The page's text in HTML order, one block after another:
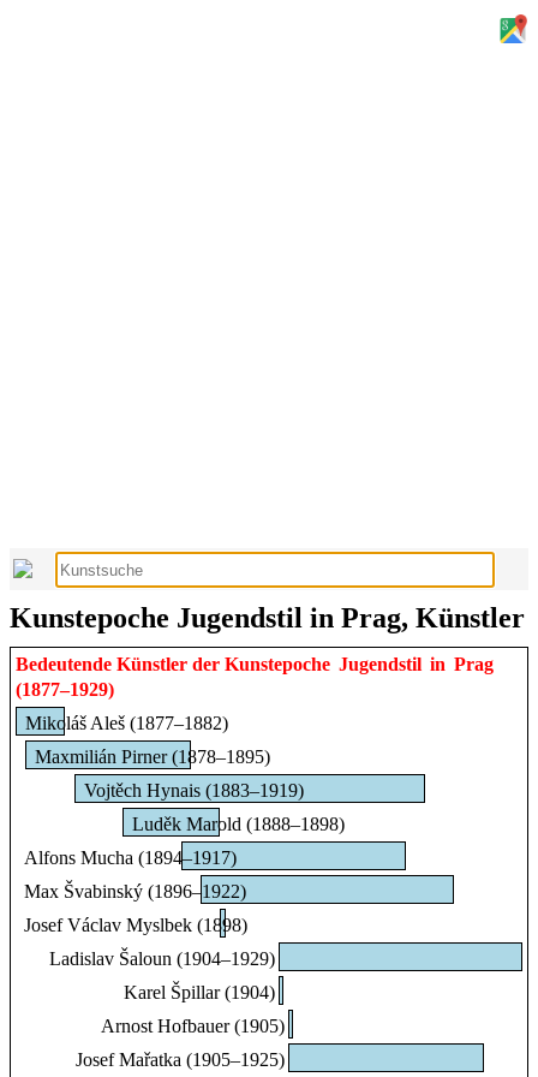
Kunstepoche Jugendstil in Prag, Künstler
Bedeutende Künstler der Kunstepoche Jugendstil in Prag
(1877–1929)
Mikoláš Aleš (1877–1882)
Maxmilián Pirner (1878–1895)
Vojtěch Hynais (1883–1919)
Luděk Marold (1888–1898)
Alfons Mucha (1894–1917)
Max Švabinský (1896–1922)
Josef Václav Myslbek (1898)
Ladislav Šaloun (1904–1929)
Karel Špillar (1904)
Arnost Hofbauer (1905)
Josef Mařatka (1905–1925)